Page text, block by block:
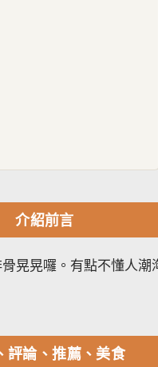
介紹前言
晃晃囉。有點不懂人
評論、推薦、美食